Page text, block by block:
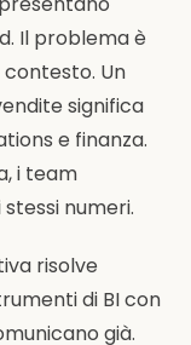
Il problema è
Un
significa
e finanza.
i team
numeri.
risolve
di BI con
già.